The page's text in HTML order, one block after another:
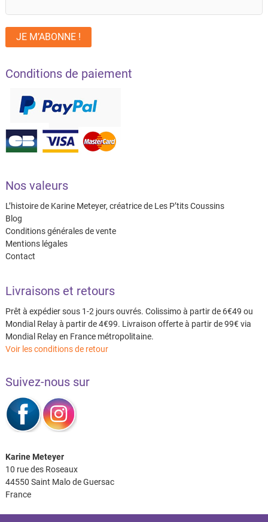
Conditions de paiement
Nos valeurs
L’histoire de Karine Meteyer, créatrice de Les P’tits Coussins
Blog
Conditions générales de vente
Mentions légales
Contact
Livraisons et retours
Prêt à expédier sous 1-2 jours ouvrés. Colissimo à partir de 6€49 ou
Mondial Relay à partir de 4€99. Livraison offerte à partir de 99€ via
Mondial Relay en France métropolitaine.
Voir les conditions de retour
Suivez-nous sur
Karine Meteyer
10 rue des Roseaux
44550 Saint Malo de Guersac
France